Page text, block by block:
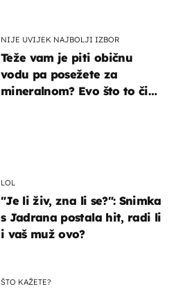
LOL
"Je li živ, zna li se?": Snimka
s Jadrana postala hit, radi li
i vaš muž ovo?
ŠTO KAŽETE?
NIJE UVIJEK NAJBOLJI IZBOR
Teže vam je piti običnu
vodu pa posežete za
mineralnom? Evo što to čini